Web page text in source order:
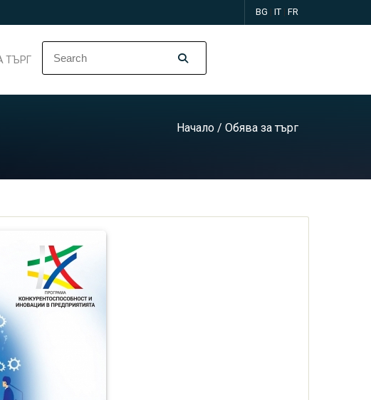
BG | IT | FR
ТЪРГ
Начало / Обява за търг